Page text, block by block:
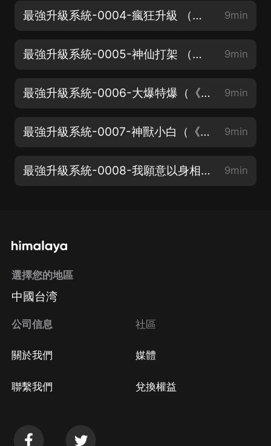
最強升級系統-0004-瘋狂升級 （《極品修真強少》上架啦） 9min
最強升級系統-0005-神仙打架 （《極品修真強少》上架啦） 9min
最強升級系統-0006-大爆特爆（《極品修真強少》上架啦） 9min
最強升級系統-0007-神獸小白（《極品修真強少》上架啦） 9min
最強升級系統-0008-我願意以身相許（《極品修真強少》上架啦） 9min
選擇您的地區
中國台湾
公司信息
關於我們
聯繫我們
社區
媒體
兌換權益